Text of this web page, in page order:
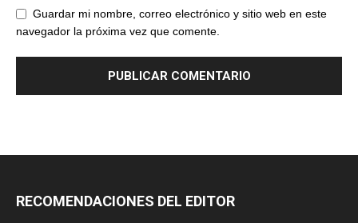
Guardar mi nombre, correo electrónico y sitio web en este
navegador la próxima vez que comente.
RECOMENDACIONES DEL EDITOR